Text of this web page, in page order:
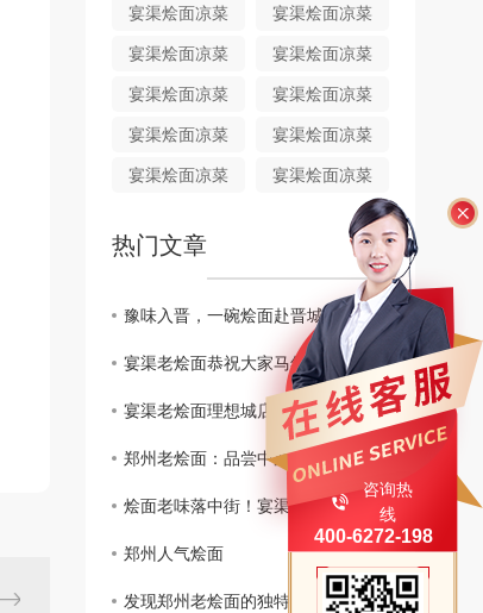
宴渠烩面凉菜 宴渠烩面凉菜
宴渠烩面凉菜 宴渠烩面凉菜
宴渠烩面凉菜 宴渠烩面凉菜
宴渠烩面凉菜 宴渠烩面凉菜
宴渠烩面凉菜 宴渠烩面凉菜
热门文章
豫味入晋，一碗烩面赴晋城！宴渠老烩面山西晋城店盛大开业
宴渠老烩面恭祝大家马年吉祥，万事顺遂，阖家幸福
宴渠老烩面理想城店开业啦！
郑州老烩面：品尝中原地区美食的..选择
郑州人气烩面
发现郑州老烩面的独特魅力和历史渊源
咨询热
线
400-6272-198